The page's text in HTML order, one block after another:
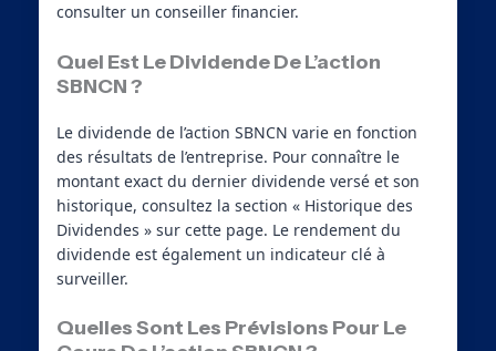
consulter un conseiller financier.
Quel Est Le Dividende De L’action
SBNCN ?
Le dividende de l’action SBNCN varie en fonction
des résultats de l’entreprise. Pour connaître le
montant exact du dernier dividende versé et son
historique, consultez la section « Historique des
Dividendes » sur cette page. Le rendement du
dividende est également un indicateur clé à
surveiller.
Quelles Sont Les Prévisions Pour Le